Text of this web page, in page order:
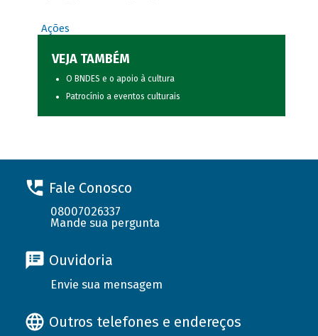
Ações
VEJA TAMBÉM
O BNDES e o apoio à cultura
Patrocínio a eventos culturais
Fale Conosco
08007026337
Mande sua pergunta
Ouvidoria
Envie sua mensagem
Outros telefones e endereços